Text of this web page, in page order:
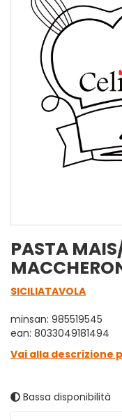
PASTA
SICILIATAVOLA
minsan: 985519545
ean: 8033049181494
Vai alla descrizione
Bassa disponibilità